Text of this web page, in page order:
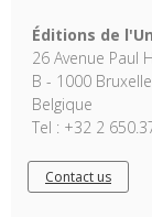
Éditions de
26 Avenue Paul
B - 1000
Belgique
Tel : +32 2
Contact us